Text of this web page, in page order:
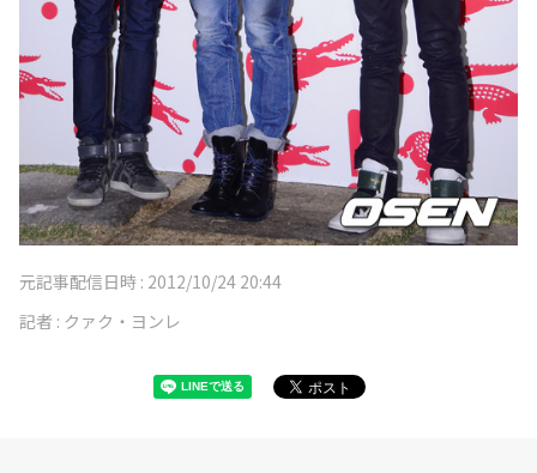
元記事配信日時 : 2012/10/24 20:44
記者 : クァク・ヨンレ